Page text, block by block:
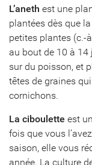
L’aneth est une
plantées dès que
petites plantes (c.-
au bout de 10 à 14
sur du poisson, et
têtes de graines
cornichons.
La ciboulette est
fois que vous
saison, elle vous
année. La culture